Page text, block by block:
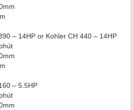
– 14HP or Kohler CH 440 – 14HP
– 5.5HP